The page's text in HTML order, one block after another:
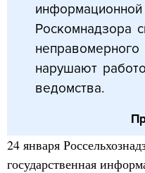
информационной
Роскомнадзора
неправомерного
нарушают
ведомства.
24 января
государственная